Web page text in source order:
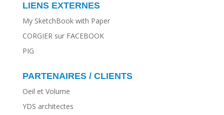
LIENS EXTERNES
My SketchBook with Paper
CORGIER sur FACEBOOK
PIG
PARTENAIRES / CLIENTS
Oeil et Volume
YDS architectes